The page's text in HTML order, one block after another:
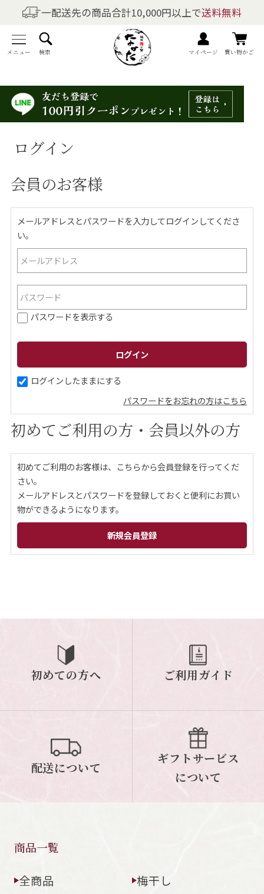
一配送先の商品合計10,000円以上で送料無料
メニュー 検索 マイページ 買い物かご
商品を探す
全商品一覧
梅干しの商品一覧
梅酒の商品一覧
梅製品・その他の商品一覧
メニュー
トップページ
マイページ
ご案内
ギフトサービス
について
お問い合わせ
0120-12-2486
【営業時間】8:30～17:30
休業日：日曜・祝日／土曜は不定休
お問い合わせフォームはこちら
ログイン
会員のお客様
メールアドレスとパスワードを入力してログインしてくださ
い。
パスワードを表示する
ログインしたままにする
パスワードをお忘れの方はこちら
初めてご利用の方・会員以外の方
初めてご利用のお客様は、こちらから会員登録を行ってくだ
さい。
メールアドレスとパスワードを登録しておくと便利にお買い
物ができるようになります。
初めての方へ ご利用ガイド
配送について
ギフトサービス
について
商品一覧
全商品
梅干し